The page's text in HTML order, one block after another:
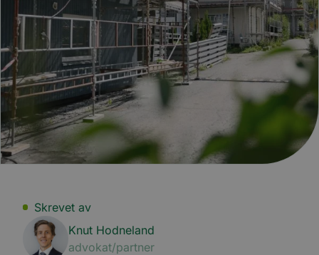
Skrevet av
Knut Hodneland
advokat/partner